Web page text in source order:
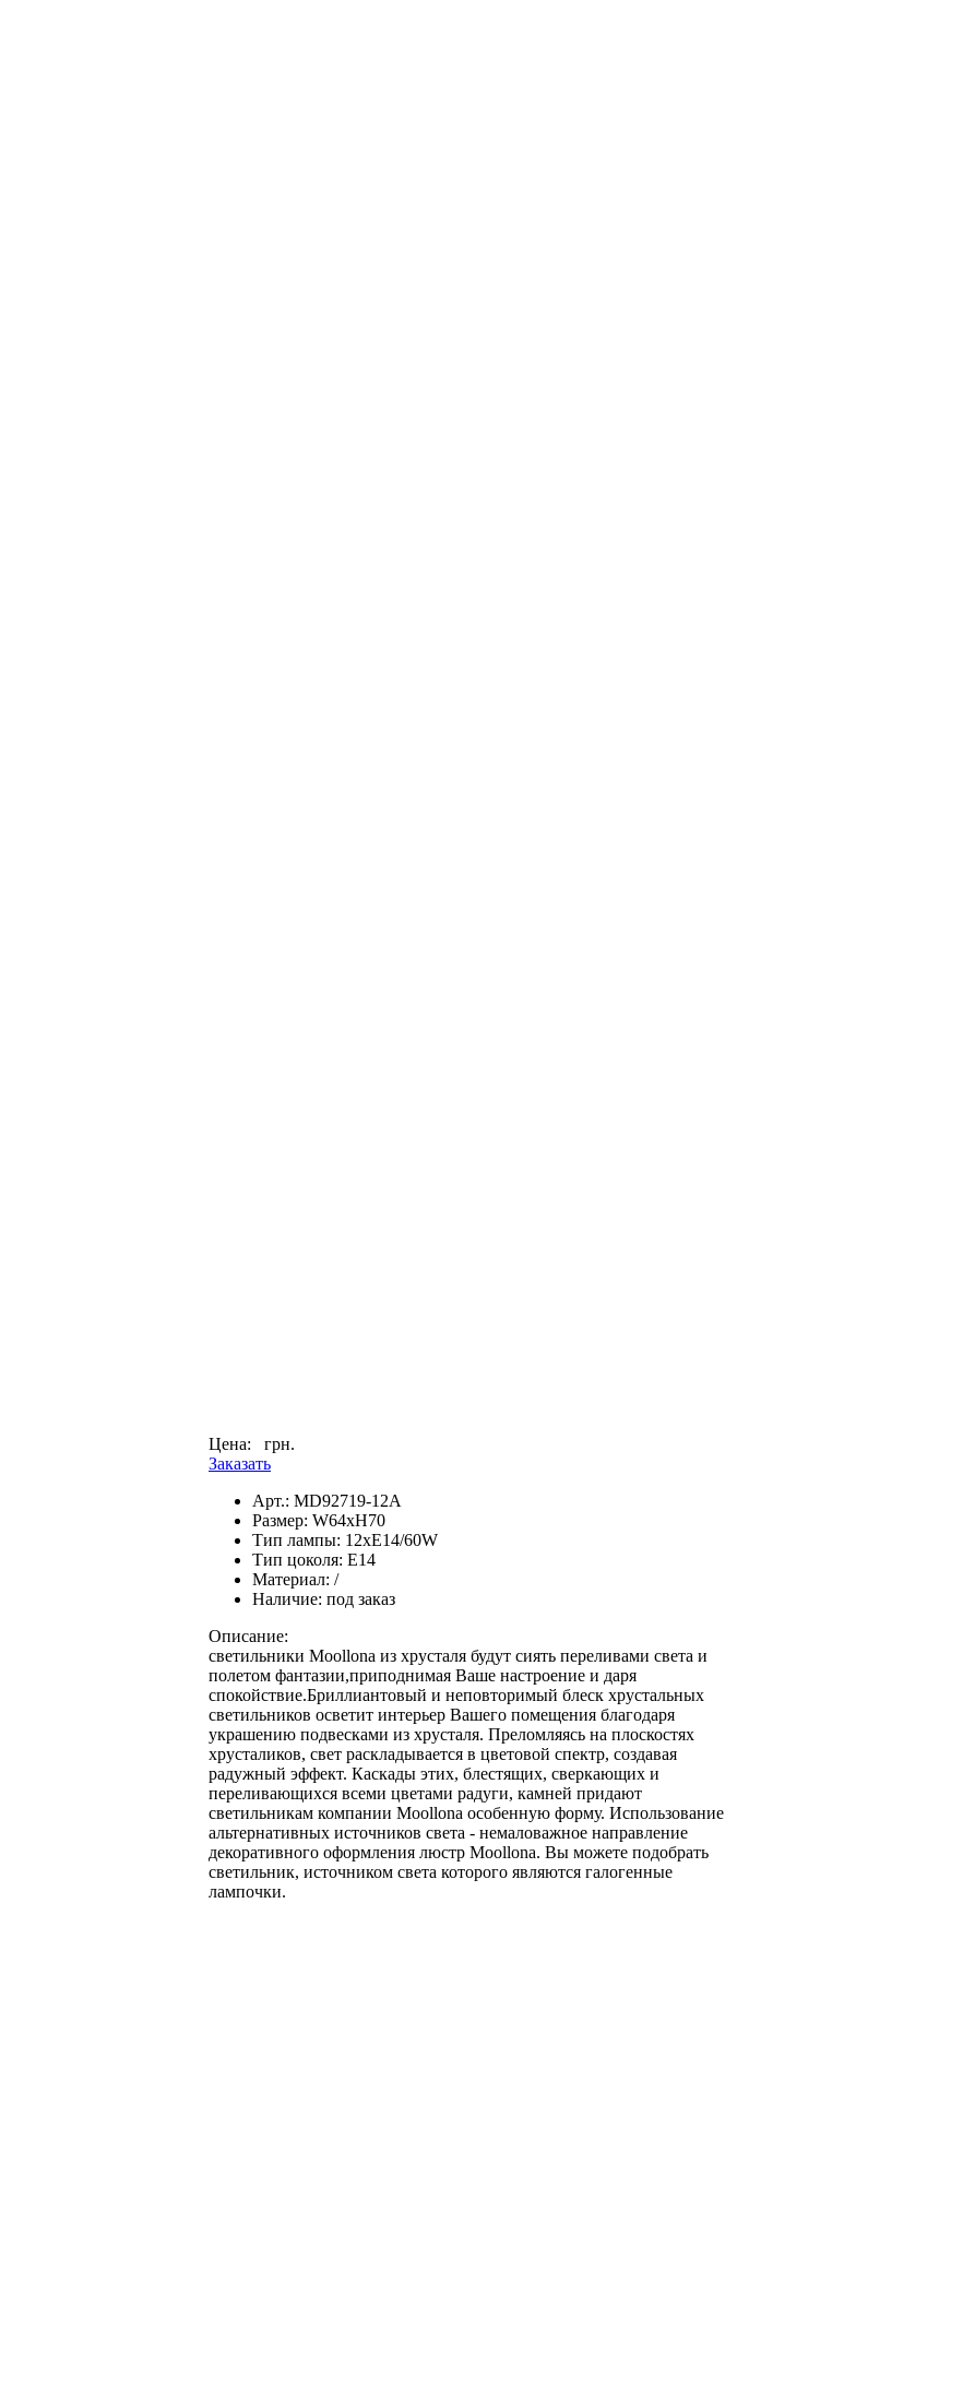
Цена:
грн.
Заказать
Арт.: MD92719-12A
Размер: W64xH70
Тип лампы: 12xE14/60W
Тип цоколя: E14
Материал: /
Наличие: под заказ
Описание:
светильники Moollona из хрусталя будут сиять переливами света и
полетом фантазии,приподнимая Ваше настроение и даря
спокойствие.Бриллиантовый и неповторимый блеск хрустальных
светильников осветит интерьер Вашего помещения благодаря
украшению подвесками из хрусталя. Преломляясь на плоскостях
хрусталиков, свет раскладывается в цветовой спектр, создавая
радужный эффект. Каскады этих, блестящих, сверкающих и
переливающихся всеми цветами радуги, камней придают
светильникам компании Moollona особенную форму. Использование
альтернативных источников света - немаловажное направление
декоративного оформления люстр Moollona. Вы можете подобрать
светильник, источником света которого являются галогенные
лампочки.